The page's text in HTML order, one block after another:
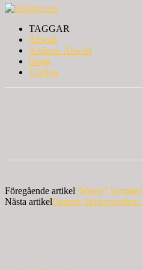
TAGGAR
Åhwall
Andreas Åhwall
blogg
Tävling
Föregående artikel"Musse"
Nästa artikelDagens